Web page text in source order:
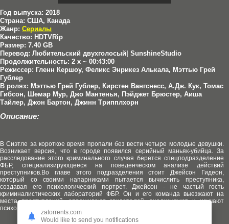
Год выпуска: 2018
Страна: США, Канада
Жанр: Сериалы
Качество: HDTVRip
Размер: 7.40 GB
Перевод: Любительский двухголосый| SunshineStudio
Продолжительность: 2 х ~ 00:43:00
Режиссер: Гленн Кершоу, Феликс Энрикез Алькала, Мэттью Грей
Гублер
В ролях: Мэттью Грей Гублер, Кирстен Вангснесс, А.Дж. Кук, Томас
Гибсон, Шемар Мур, Джо Мантенья, Пэйджет Брюстер, Аиша
Тайлер, Джон Бартон, Джинн Трипплхорн
Описание:
В Сиэтле за короткое время пропали без вести четыре молодые девушки.
Возникает версия, что в городе появился серийный маньяк-убийца. За
расследование этого криминального случая берется спецподразделение
ФБР, специализирующееся на поведенческом анализе действий
преступников.Во главе этого подразделения стоит Джейсон Гидеон,
который со своими напарниками пытается вычислить преступника,
создавая его психологический портрет. Джейсон - не частый гость
криминалистических лабораторий ФБР. Он и его команда выезжают на
места преступлений, опрашивают свидетелей, анализируют и изучают
психологическую сторону жизни преступника.
zatorrents.com
Would like to send you notifications